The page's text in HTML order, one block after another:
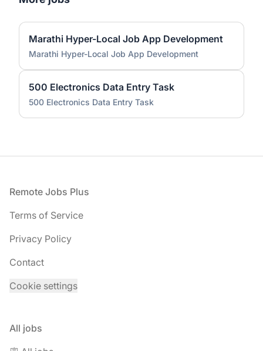
Marathi Hyper-Local Job App Development
Marathi Hyper-Local Job App Development
500 Electronics Data Entry Task
500 Electronics Data Entry Task
Footer
Remote Jobs Plus
Terms of Service
Privacy Policy
Contact
Cookie settings
All jobs